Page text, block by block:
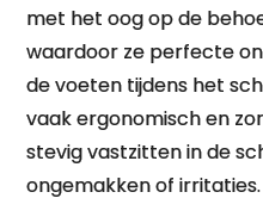
met het oog op de
waardoor ze perfecte
de voeten tijdens het
vaak ergonomisch en
stevig vastzitten in de
ongemakken of irritaties.